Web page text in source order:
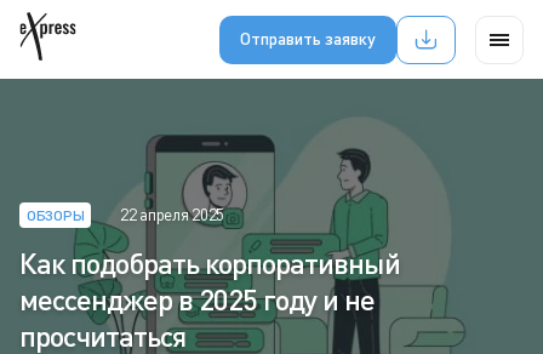
Отправить заявку
ОБЗОРЫ 22 апреля 2025
Как подобрать корпоративный
мессенджер в 2025 году и не
просчитаться